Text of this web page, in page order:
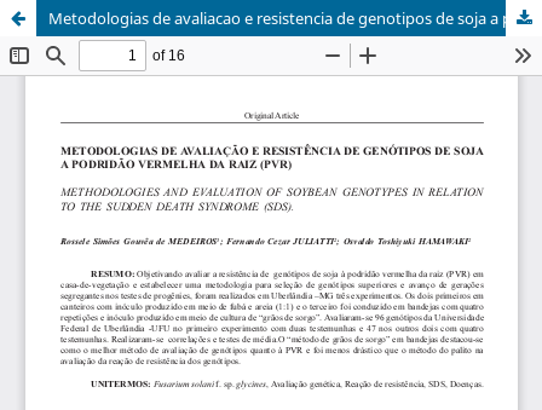
Metodologias de avaliacao e resistencia de genotipos de soja a podridao vermelha da raiz (PVR)